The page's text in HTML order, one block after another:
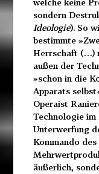
welche keine
sondern
Ideologie). So
bestimmte
Herrschaft (…)
außen der
»schon in die
Apparats
Operaist
Technologie
Unterwerfung
Kommando
äußerlich,